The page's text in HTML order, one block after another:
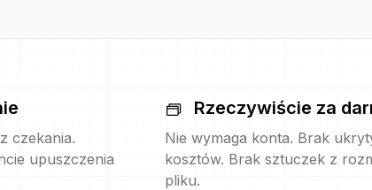
czekania.
upuszczenia
Rzeczywiście za
Nie wymaga konta. Brak
kosztów. Brak sztuczek z
pliku.